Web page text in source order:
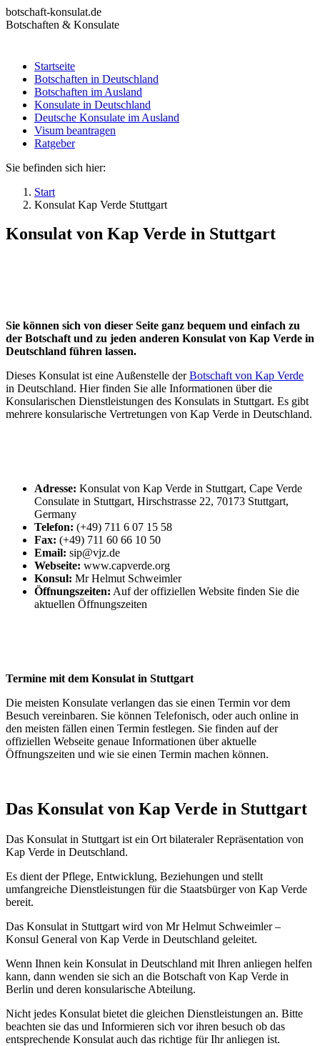
Zum
Inhalt
botschaft-konsulat.de
Botschaften & Konsulate
Startseite
Botschaften in Deutschland
Botschaften im Ausland
Konsulate in Deutschland
Deutsche Konsulate im Ausland
Visum beantragen
Ratgeber
Startseite
Botschaften in Deutschland
Botschaften im Ausland
Konsulate in Deutschland
Deutsche Konsulate im Ausland
Visum beantragen
Ratgeber
Sie befinden sich hier:
Start
Konsulat Kap Verde Stuttgart
Konsulat von Kap Verde in Stuttgart
Sie können sich von dieser Seite ganz bequem und einfach zu
der Botschaft und zu jeden anderen Konsulat von Kap Verde in
Deutschland führen lassen.
Dieses Konsulat ist eine Außenstelle derBotschaft von Kap Verde
in Deutschland. Hier finden Sie alle Informationen über die
Konsularischen Dienstleistungen des Konsulats in Stuttgart. Es gibt
mehrere konsularische Vertretungen von Kap Verde in Deutschland.
Adresse: Konsulat von Kap Verde in Stuttgart, Cape Verde
Consulate in Stuttgart, Hirschstrasse 22, 70173 Stuttgart,
Germany
Telefon: (+49) 711 6 07 15 58
Fax: (+49) 711 60 66 10 50
Email: sip@vjz.de
Webseite: www.capverde.org
Konsul: Mr Helmut Schweimler
Öffnungszeiten: Auf der offiziellen Website finden Sie die
aktuellen Öffnungszeiten
Termine mit dem Konsulat in Stuttgart
Die meisten Konsulate verlangen das sie einen Termin vor dem
Besuch vereinbaren. Sie können Telefonisch, oder auch online in
den meisten fällen einen Termin festlegen. Sie finden auf der
offiziellen Webseite genaue Informationen über aktuelle
Öffnungszeiten und wie sie einen Termin machen können.
Das Konsulat von Kap Verde in Stuttgart
Das Konsulat in Stuttgart ist ein Ort bilateraler Repräsentation von
Kap Verde in Deutschland.
Es dient der Pflege, Entwicklung, Beziehungen und stellt
umfangreiche Dienstleistungen für die Staatsbürger von Kap Verde
bereit.
Das Konsulat in Stuttgart wird von Mr Helmut Schweimler –
Konsul General von Kap Verde in Deutschland geleitet.
Wenn Ihnen kein Konsulat in Deutschland mit Ihren anliegen helfen
kann, dann wenden sie sich an die Botschaft von Kap Verde in
Berlin und deren konsularische Abteilung.
Nicht jedes Konsulat bietet die gleichen Dienstleistungen an. Bitte
beachten sie das und Informieren sich vor ihren besuch ob das
entsprechende Konsulat auch das richtige für Ihr anliegen ist.